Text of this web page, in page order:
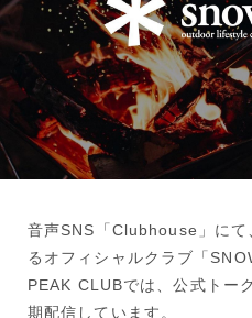
音声SNS「Clubhouse」にて
るオフィシャルクラブ「
PEAK CLUBでは、公式トー
期配信しています。